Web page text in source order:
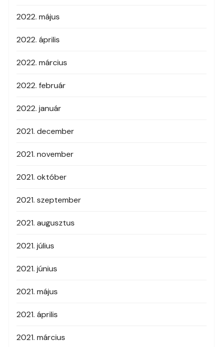
2022. május
2022. április
2022. március
2022. február
2022. január
2021. december
2021. november
2021. október
2021. szeptember
2021. augusztus
2021. július
2021. június
2021. május
2021. április
2021. március